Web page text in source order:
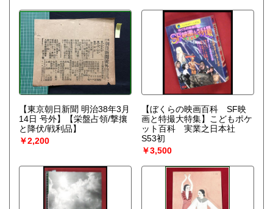
【東京朝日新聞 明治38年3月
14日 号外】【栄盤占領/撃攘
と降伏/戦利品】
￥2,200
【ぼくらの映画百科 SF映
画と特撮大特集】こどもポケ
ット百科 実業之日本社
S53初
￥3,500